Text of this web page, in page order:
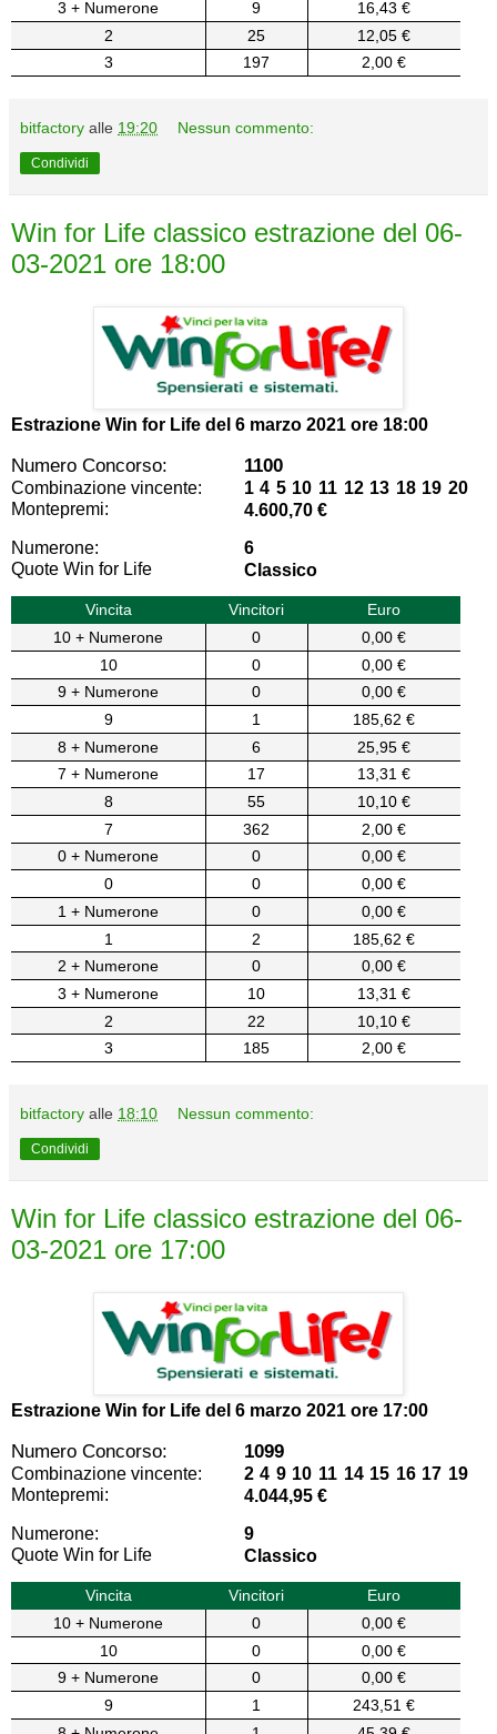
3 + Numerone
9
16,43 €
2
25
12,05 €
3
197 2,00 €
bitfactory alle 19:20 Nessun commento:
Condividi
Win for Life classico estrazione del 06-
03-2021 ore 18:00
Estrazione Win for Life del 6 marzo 2021 ore 18:00
Numero Concorso: 1100
Combinazione vincente:
1 4 5 10 11 12 13 18 19 20
Montepremi:
4.600,70 €
Numerone:
6
Quote Win for Life
Classico
Vincita Vincitori
Euro
10 + Numerone
0
0,00 €
10
0
0,00 €
9 + Numerone
0
0,00 €
9
1
185,62 €
8 + Numerone
6
25,95 €
7 + Numerone
17
13,31 €
8
55
10,10 €
7
362
2,00 €
0 + Numerone
0
0,00 €
0
0
0,00 €
1 + Numerone
0
0,00 €
1
2
185,62 €
2 + Numerone
0
0,00 €
3 + Numerone
10
13,31 €
2
22
10,10 €
3
185 2,00 €
bitfactory alle 18:10 Nessun commento:
Condividi
Win for Life classico estrazione del 06-
03-2021 ore 17:00
Estrazione Win for Life del 6 marzo 2021 ore 17:00
Numero Concorso: 1099
Combinazione vincente:
2 4 9 10 11 14 15 16 17 19
Montepremi:
4.044,95 €
Numerone:
9
Quote Win for Life
Classico
Vincita Vincitori
Euro
10 + Numerone
0
0,00 €
10
0
0,00 €
9 + Numerone
0
0,00 €
9
1
243,51 €